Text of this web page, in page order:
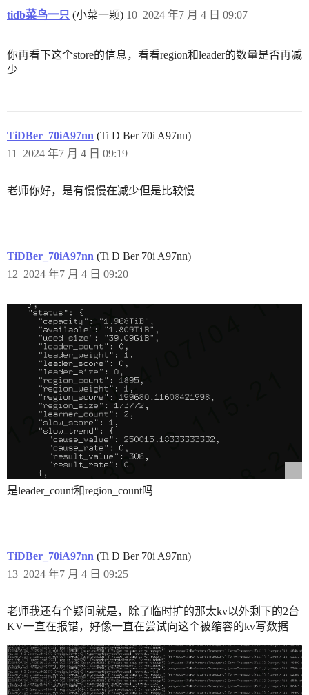
tidb菜鸟一只 (小菜一颗) 2024 年7 月 4 日 09:07
10
你再看下这个store的信息，看看region和leader的数量是否再减
少
TiDBer_70iA97nn (Ti D Ber 70i A97nn)
2024 年7 月 4 日 09:19
11
老师你好，是有慢慢在减少但是比较慢
TiDBer_70iA97nn (Ti D Ber 70i A97nn)
2024 年7 月 4 日 09:20
12
是leader_count和region_count吗
TiDBer_70iA97nn (Ti D Ber 70i A97nn)
2024 年7 月 4 日 09:25
13
老师我还有个疑问就是，除了临时扩的那太kv以外剩下的2台
KV一直在报错，好像一直在尝试向这个被缩容的kv写数据